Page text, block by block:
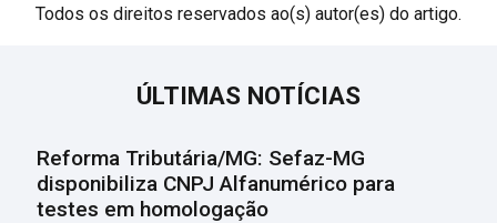
Todos os direitos reservados ao(s) autor(es) do artigo.
ÚLTIMAS NOTÍCIAS
Reforma Tributária/MG: Sefaz-MG
disponibiliza CNPJ Alfanumérico para
testes em homologação